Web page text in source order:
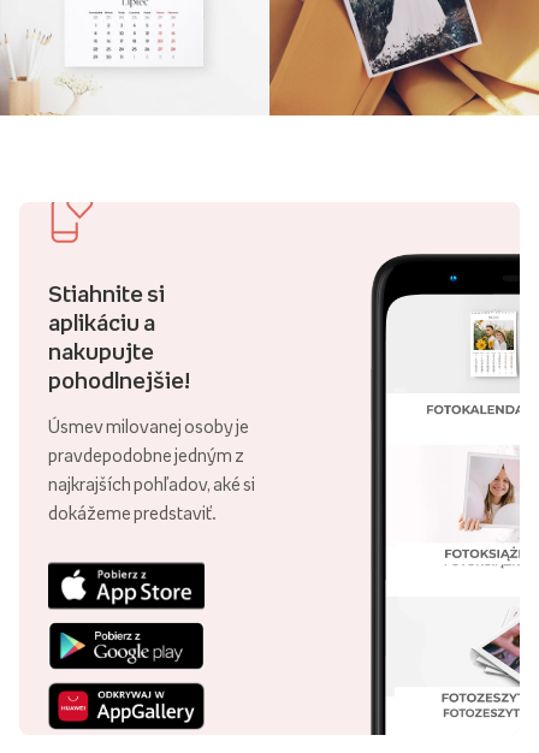
Stiahnite si
aplikáciu a
nakupujte
pohodlnejšie!
Úsmev milovanej osoby je
pravdepodobne jedným z
najkrajších pohľadov, aké si
dokážeme predstaviť.